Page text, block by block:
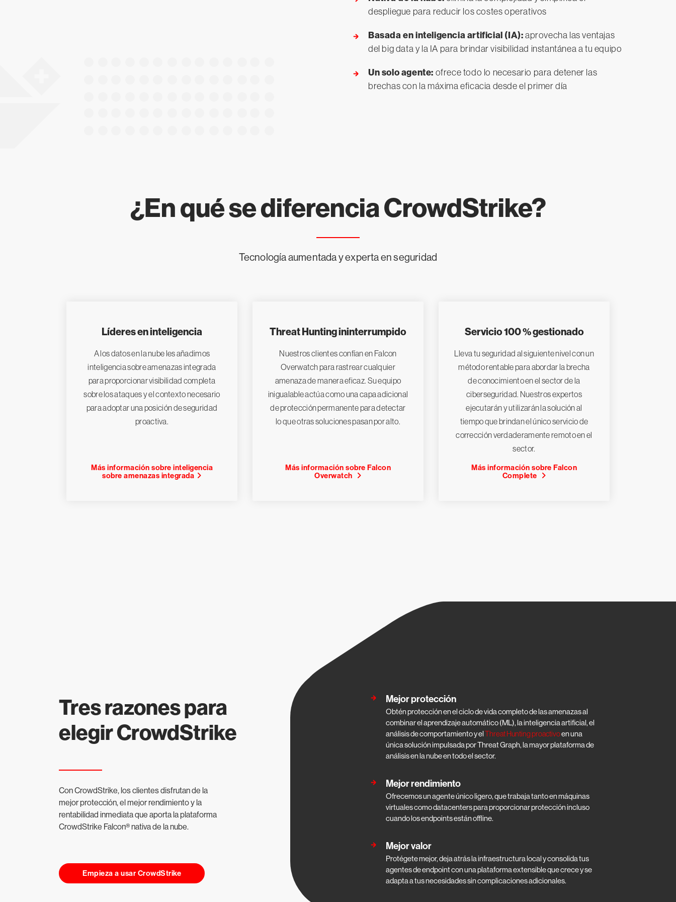
despliegue para reducir los costes operativos
Basada en inteligencia artificial (IA): aprovecha las ventajas
del big data y la IA para brindar visibilidad instantánea a tu equipo
Un solo agente: ofrece todo lo necesario para detener las
brechas con la máxima eficacia desde el primer día
¿En qué se diferencia CrowdStrike?
Tecnología aumentada y experta en seguridad
Líderes en inteligencia
A los datos en la nube les añadimos
inteligencia sobre amenazas integrada
para proporcionar visibilidad completa
sobre los ataques y el contexto necesario
para adoptar una posición de seguridad
proactiva.
Más información sobre inteligencia
sobre amenazas integrada
Threat Hunting ininterrumpido
Nuestros clientes confían en Falcon
Overwatch para rastrear cualquier
amenaza de manera eficaz. Su equipo
inigualable actúa como una capa adicional
de protección permanente para detectar
lo que otras soluciones pasan por alto.
Más información sobre Falcon
Overwatch
Servicio 100 % gestionado
Lleva tu seguridad al siguiente nivel con un
método rentable para abordar la brecha
de conocimiento en el sector de la
ciberseguridad. Nuestros expertos
ejecutarán y utilizarán la solución al
tiempo que brindan el único servicio de
corrección verdaderamente remoto en el
sector.
Más información sobre Falcon
Complete
Tres razones para
elegir CrowdStrike
Con CrowdStrike, los clientes disfrutan de la
mejor protección, el mejor rendimiento y la
rentabilidad inmediata que aporta la plataforma
CrowdStrike Falcon® nativa de la nube.
Empieza a usar CrowdStrike
Mejor protección
Obtén protección en el ciclo de vida completo de las amenazas al
combinar el aprendizaje automático (ML), la inteligencia artificial, el
análisis de comportamiento y elThreat Hunting proactivoen una
única solución impulsada por Threat Graph, la mayor plataforma de
análisis en la nube en todo el sector.
Mejor rendimiento
Ofrecemos un agente único ligero, que trabaja tanto en máquinas
virtuales como datacenters para proporcionar protección incluso
cuando los endpoints están offline.
Mejor valor
Protégete mejor, deja atrás la infraestructura local y consolida tus
agentes de endpoint con una plataforma extensible que crece y se
adapta a tus necesidades sin complicaciones adicionales.